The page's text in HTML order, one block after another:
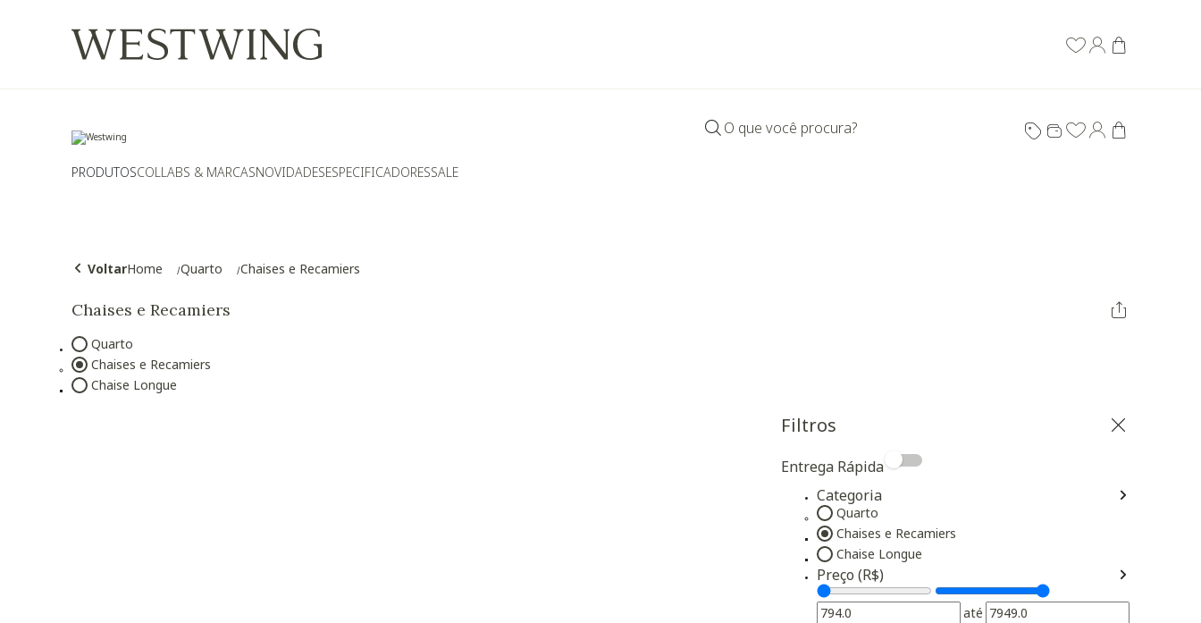
O que você procura?
PRODUTOSCOLLABS & MARCASNOVIDADESESPECIFICADORESSALE
VoltarHome Quarto Chaises e Recamiers
Chaises e Recamiers
Quarto
Refinar por Categoria: Quarto
Chaises e RecamiersSelected Atualmente refinado por Categoria: Chaises e Recamiers
Chaise Longue
Refinar por Categoria: Chaise Longue
Filtros
Entrega Rápida
Categoria
Quarto
Refinar por Categoria: Quarto
Chaises e RecamiersSelected Atualmente refinado por Categoria:
Chaise Longue
Refinar por Categoria: Chaise Longue
Preço (R$)
até